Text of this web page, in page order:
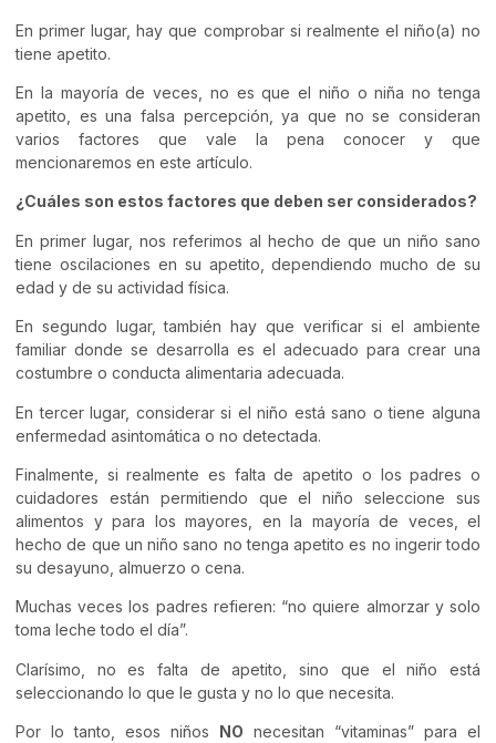
En primer lugar, hay que comprobar si realmente el niño(a) no
tiene apetito.
En la mayoría de veces, no es que el niño o niña no tenga
apetito, es una falsa percepción, ya que no se consideran
varios factores que vale la pena conocer y que
mencionaremos en este artículo.
¿Cuáles son estos factores que deben ser considerados?
En primer lugar, nos referimos al hecho de que un niño sano
tiene oscilaciones en su apetito, dependiendo mucho de su
edad y de su actividad física.
En segundo lugar, también hay que verificar si el ambiente
familiar donde se desarrolla es el adecuado para crear una
costumbre o conducta alimentaria adecuada.
En tercer lugar, considerar si el niño está sano o tiene alguna
enfermedad asintomática o no detectada.
Finalmente, si realmente es falta de apetito o los padres o
cuidadores están permitiendo que el niño seleccione sus
alimentos y para los mayores, en la mayoría de veces, el
hecho de que un niño sano no tenga apetito es no ingerir todo
su desayuno, almuerzo o cena.
Muchas veces los padres refieren: “no quiere almorzar y solo
toma leche todo el día”.
Clarísimo, no es falta de apetito, sino que el niño está
seleccionando lo que le gusta y no lo que necesita.
Por lo tanto, esos niños NO necesitan “vitaminas” para el